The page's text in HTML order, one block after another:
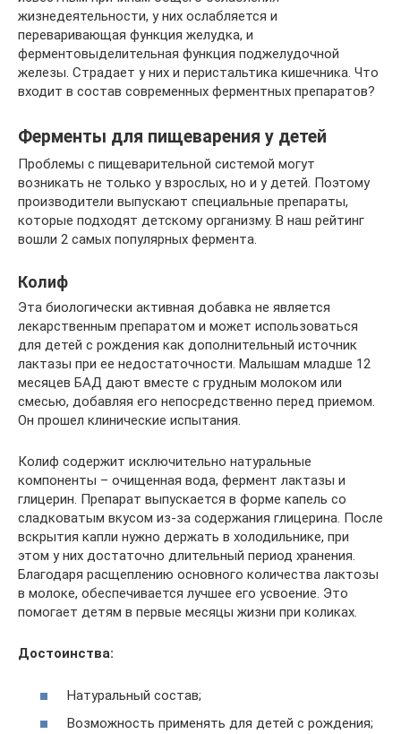
жизнедеятельности, у них ослабляется и
переваривающая функция желудка, и
ферментовыделительная функция поджелудочной
железы. Страдает у них и перистальтика кишечника. Что
входит в состав современных ферментных препаратов?
Ферменты для пищеварения у детей
Проблемы с пищеварительной системой могут
возникать не только у взрослых, но и у детей. Поэтому
производители выпускают специальные препараты,
которые подходят детскому организму. В наш рейтинг
вошли 2 самых популярных фермента.
Колиф
Эта биологически активная добавка не является
лекарственным препаратом и может использоваться
для детей с рождения как дополнительный источник
лактазы при ее недостаточности. Малышам младше 12
месяцев БАД дают вместе с грудным молоком или
смесью, добавляя его непосредственно перед приемом.
Он прошел клинические испытания.
Колиф содержит исключительно натуральные
компоненты – очищенная вода, фермент лактазы и
глицерин. Препарат выпускается в форме капель со
сладковатым вкусом из-за содержания глицерина. После
вскрытия капли нужно держать в холодильнике, при
этом у них достаточно длительный период хранения.
Благодаря расщеплению основного количества лактозы
в молоке, обеспечивается лучшее его усвоение. Это
помогает детям в первые месяцы жизни при коликах.
Достоинства:
Натуральный состав;
Возможность применять для детей с рождения;